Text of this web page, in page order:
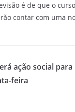
é de que o
contar com uma
ação social
feira